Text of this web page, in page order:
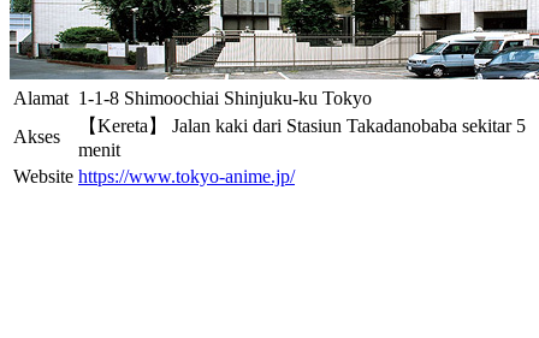
Alamat 1-1-8 Shimoochiai Shinjuku-ku Tokyo
Akses
【Kereta】 Jalan kaki dari Stasiun Takadanobaba sekitar 5
menit
Website https://www.tokyo-anime.jp/